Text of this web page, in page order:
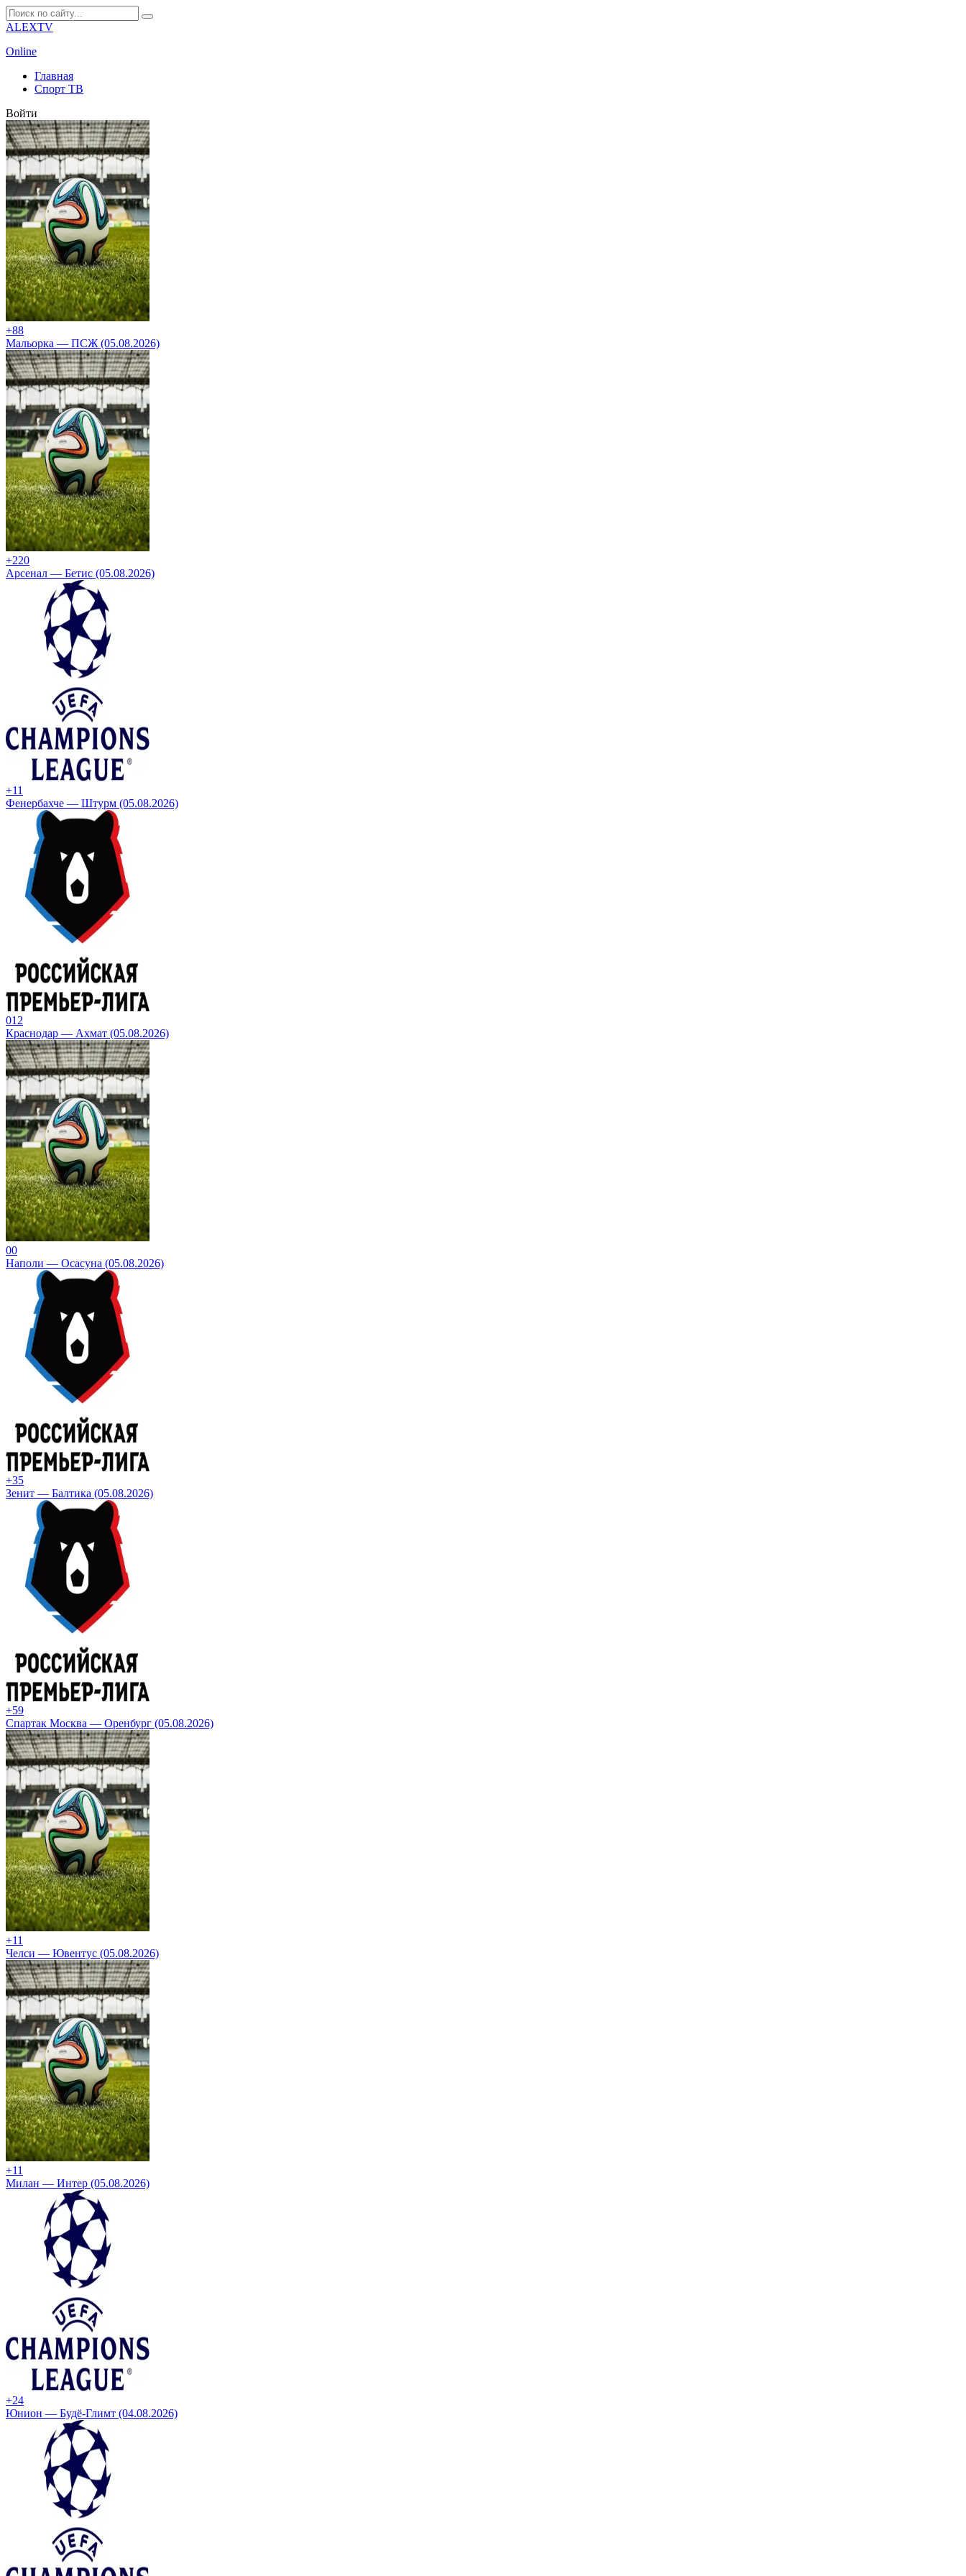
ALEXTV
Online
Главная
Спорт ТВ
Войти
+88
Мальорка — ПСЖ (05.08.2026)
+220
Арсенал — Бетис (05.08.2026)
+11
Фенербахче — Штурм (05.08.2026)
012
Краснодар — Ахмат (05.08.2026)
00
Наполи — Осасуна (05.08.2026)
+35
Зенит — Балтика (05.08.2026)
+59
Спартак Москва — Оренбург (05.08.2026)
+11
Челси — Ювентус (05.08.2026)
+11
Милан — Интер (05.08.2026)
+24
Юнион — Будё-Глимт (04.08.2026)